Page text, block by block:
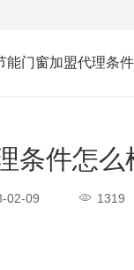
能门窗加盟代理条
条件怎
02-09 1319